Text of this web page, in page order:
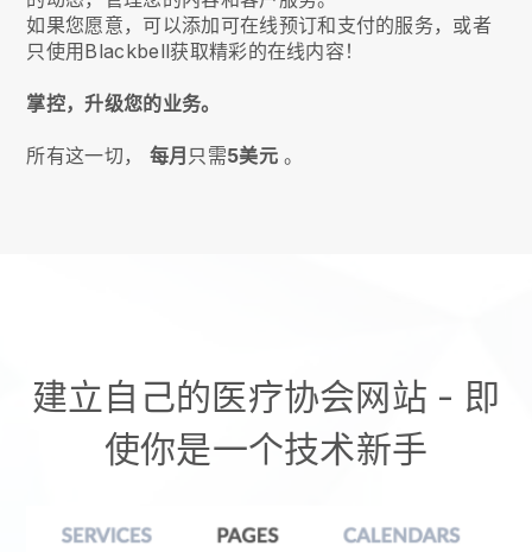
如果您愿意，可以添加可在线预订和支付的服务，或者
只使用Blackbell获取精彩的在线内容！
掌控，升级您的业务。
所有这一切， 每月 只需5美元。
建立自己的医疗协会网站 - 即
使你是一个技术新手